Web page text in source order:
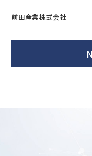
前田産業株式会社